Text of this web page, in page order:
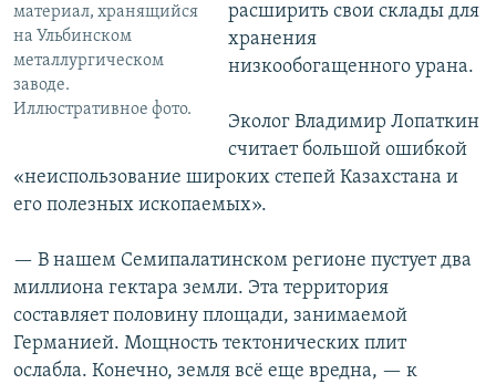
материал, хранящийся
на Ульбинском
металлургическом
заводе.
Иллюстративное фото.
расширить свои склады для
хранения
низкообогащенного урана.
Эколог Владимир Лопаткин
считает большой ошибкой
«неиспользование широких степей Казахстана и
его полезных ископаемых».
— В нашем Семипалатинском регионе пустует два
миллиона гектара земли. Эта территория
составляет половину площади, занимаемой
Германией. Мощность тектонических плит
ослабла. Конечно, земля всё еще вредна, — к